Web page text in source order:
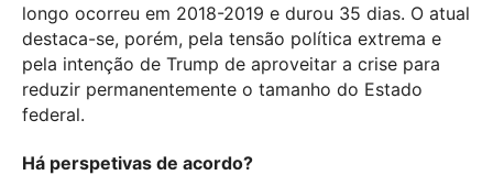
longo ocorreu em 2018-2019 e durou 35 dias. O atual
destaca-se, porém, pela tensão política extrema e
pela intenção de Trump de aproveitar a crise para
reduzir permanentemente o tamanho do Estado
federal.
Há perspetivas de acordo?